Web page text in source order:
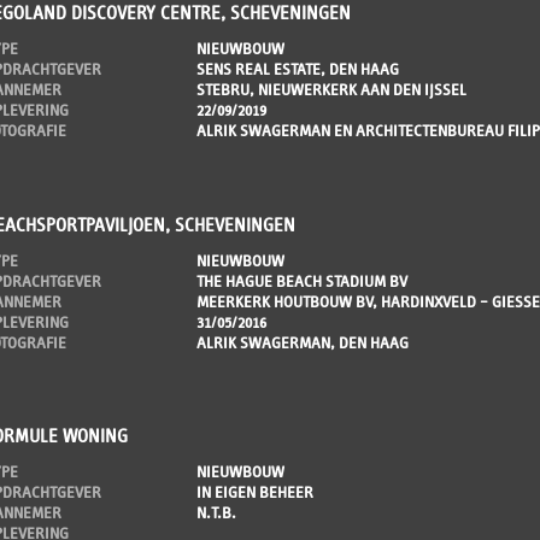
DISCOVERY CENTRE, SCHEVENINGEN
NIEUWBOUW
SENS REAL ESTATE, DEN HAAG
STEBRU, NIEUWERKERK AAN DEN IJSSEL
22/09/2019
ALRIK SWAGERMAN EN ARCHITECTENBUREAU
SCHEVENINGEN
NIEUWBOUW
THE HAGUE BEACH STADIUM BV
MEERKERK HOUTBOUW BV, HARDINXVELD –
31/05/2016
ALRIK SWAGERMAN, DEN HAAG
WONING
NIEUWBOUW
IN EIGEN BEHEER
N.T.B.